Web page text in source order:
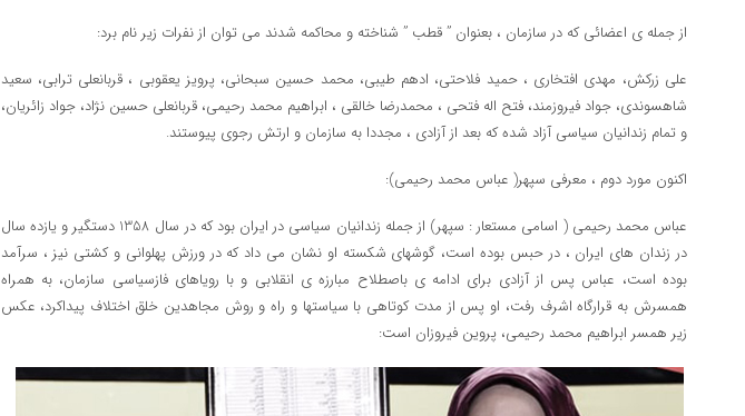
از جمله ی اعضائی که در سازمان ، بعنوان ” قطب ” شناخته و محاکمه شدند می توان از نفرات زیر نام برد:
علی زرکش، مهدی افتخاری ، حمید فلاحتی، ادهم طیبی، محمد حسین سبحانی، پرویز یعقوبی ، قربانعلی ترابی، سعید
شاهسوندی، جواد فیروزمند، فتح اله فتحی ، محمدرضا خالقی ، ابراهیم محمد رحیمی، قربانعلی حسین نژاد، جواد زائریان،
و تمام زندانیان سیاسی آزاد شده که بعد از آزادی ، مجددا به سازمان و ارتش رجوی پیوستند.
اکنون مورد دوم ، معرفی سپهر( عباس محمد رحیمی):
عباس محمد رحیمی ( اسامی مستعار : سپهر) از جمله زندانیان سیاسی در ایران بود که در سال 1358 دستگیر و یازده سال
در زندان های ایران ، در حبس بوده است، گوشهای شکسته او نشان می داد که در ورزش پهلوانی و کشتی نیز ، سرآمد
بوده است، عباس پس از آزادی برای ادامه ی باصطلاح مبارزه ی انقلابی و با رویاهای فازسیاسی سازمان، به همراه
همسرش به قرارگاه اشرف رفت، او پس از مدت کوتاهی با سیاستها و راه و روش مجاهدین خلق اختلاف پیداکرد، عکس
زیر همسر ابراهیم محمد رحیمی، پروین فیروزان است: